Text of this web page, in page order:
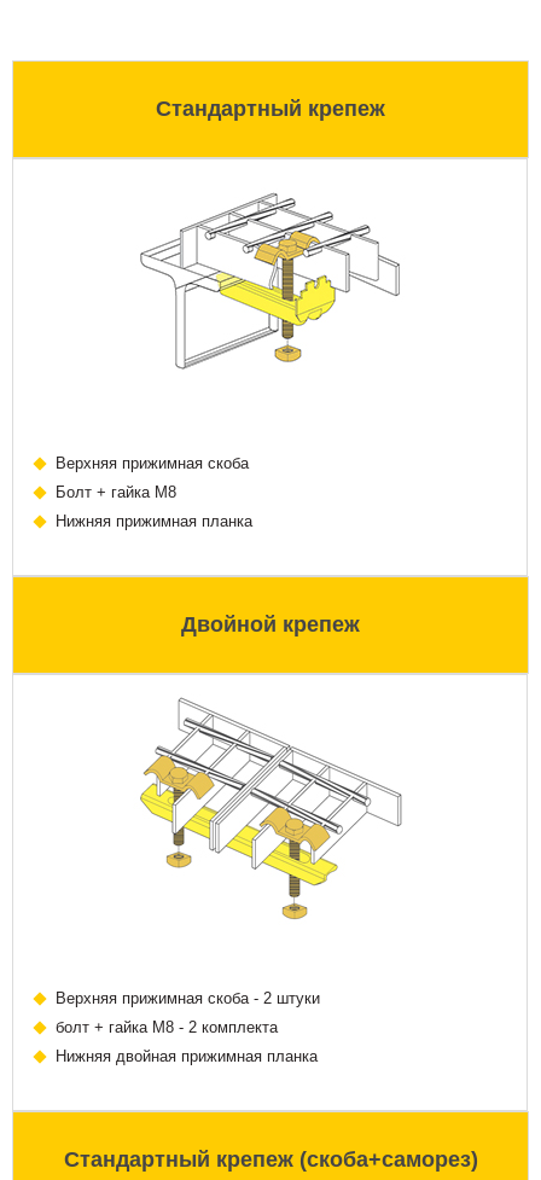
Стандартный крепеж
Верхняя прижимная скоба
Болт + гайка М8
Нижняя прижимная планка
Двойной крепеж
Верхняя прижимная скоба - 2 штуки
болт + гайка М8 - 2 комплекта
Нижняя двойная прижимная планка
Стандартный крепеж (скоба+саморез)